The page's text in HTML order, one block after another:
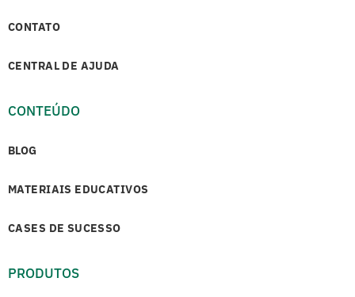
CONTATO
CENTRAL DE AJUDA
CONTEÚDO
BLOG
MATERIAIS EDUCATIVOS
CASES DE SUCESSO
PRODUTOS